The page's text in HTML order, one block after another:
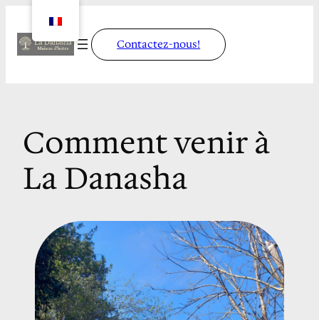
Contactez-nous!
Comment venir à
La Danasha